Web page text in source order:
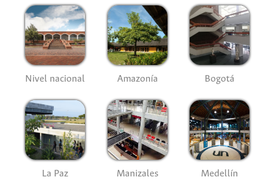
Nivel nacional Amazonía Bogotá
La Paz Manizales Medellín